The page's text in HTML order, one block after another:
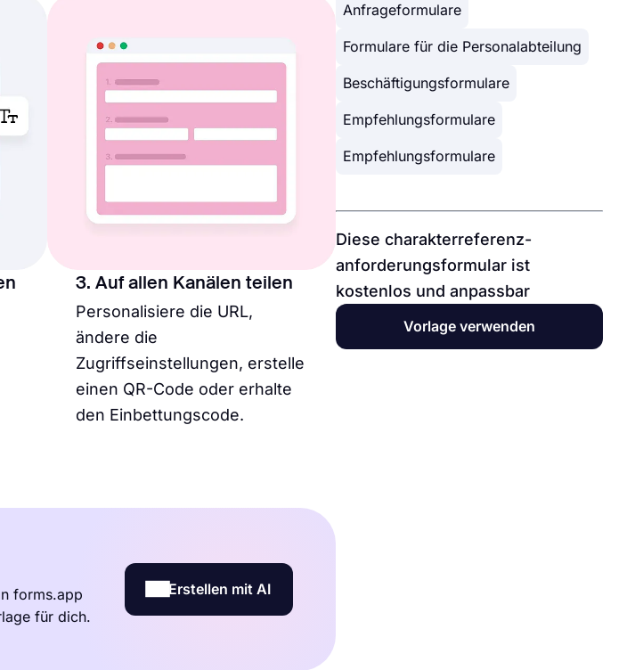
3. Auf allen Kanälen teilen
Personalisiere die URL,
ändere die
Zugriffseinstellungen, erstelle
einen QR-Code oder erhalte
den Einbettungscode.
forms.app
für dich.
Erstellen mit AI
Anfrageformulare
Formulare für die Personalabteilung
Beschäftigungsformulare
Empfehlungsformulare
Empfehlungsformulare
Diese charakterreferenz-
anforderungsformular ist
kostenlos und anpassbar
Vorlage verwenden